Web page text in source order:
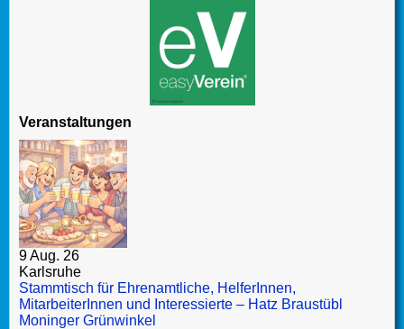
Veranstaltungen
9 Aug. 26
Karlsruhe
Stammtisch für Ehrenamtliche, HelferInnen,
MitarbeiterInnen und Interessierte – Hatz Braustübl
Moninger Grünwinkel